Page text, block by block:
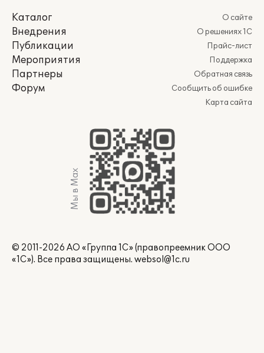
Каталог
Внедрения
Публикации
Мероприятия
Партнеры
Форум
О сайте
О решениях 1С
Прайс-лист
Поддержка
Обратная связь
Сообщить об ошибке
Карта сайта
Мы в Max
© 2011-2026 АО «Группа 1С» (правопреемник ООО
«1С»). Все права защищены. websol@1c.ru